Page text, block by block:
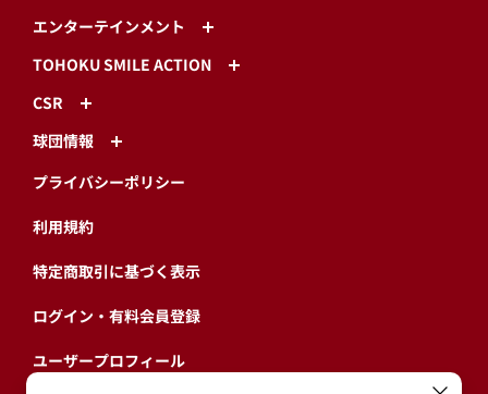
エンターテインメント
TOHOKU SMILE ACTION
CSR
球団情報
プライバシーポリシー
利用規約
特定商取引に基づく表示
ログイン・有料会員登録
ユーザープロフィール